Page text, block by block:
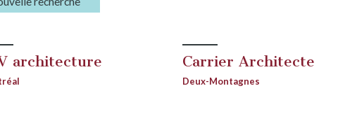
architecture Carrier Architecte
Deux-Montagnes